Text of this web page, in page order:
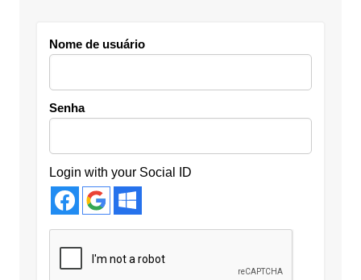
Nome de usuário
Senha
Login with your Social ID